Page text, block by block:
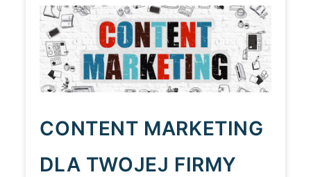
CONTENT MARKETING
DLA TWOJEJ FIRMY